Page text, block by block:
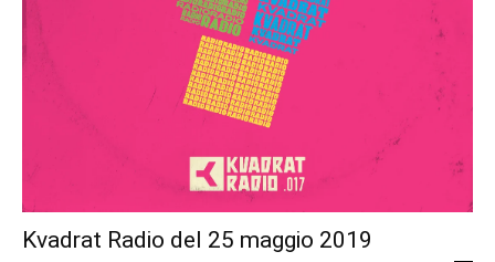
Kvadrat Radio del 25 maggio 2019